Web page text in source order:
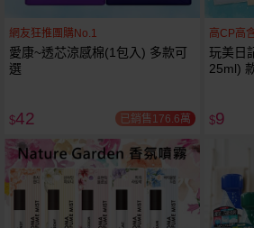
網友狂推團購No.1
愛康~透芯涼感棉(1包入) 多款可
選
$42 已銷售176.6萬
高CP高
玩美日
25ml)
$9